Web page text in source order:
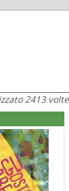
2413 volte